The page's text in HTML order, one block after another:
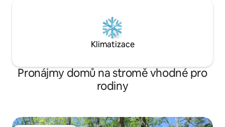
Klimatizace
Pronájmy domů na stromě vhodné pro
rodiny